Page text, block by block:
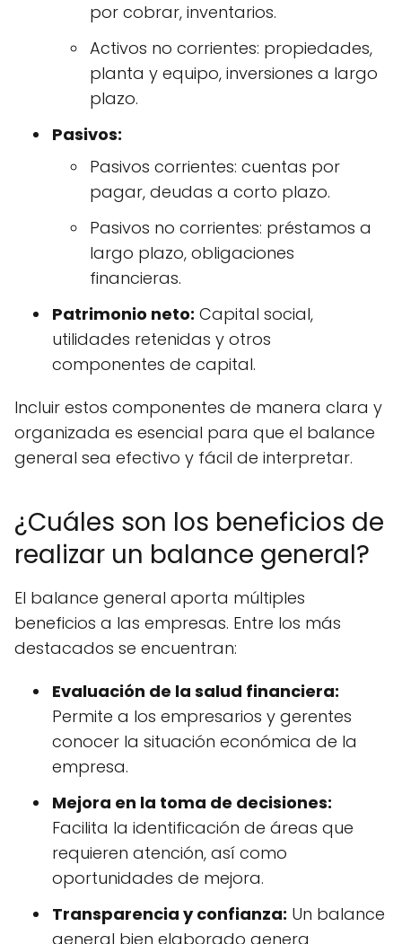
por cobrar, inventarios.
Activos no corrientes: propiedades,
planta y equipo, inversiones a largo
plazo.
Pasivos:
Pasivos corrientes: cuentas por
pagar, deudas a corto plazo.
Pasivos no corrientes: préstamos a
largo plazo, obligaciones
financieras.
Patrimonio neto: Capital social,
utilidades retenidas y otros
componentes de capital.
Incluir estos componentes de manera clara y
organizada es esencial para que el balance
general sea efectivo y fácil de interpretar.
¿Cuáles son los beneficios de
realizar un balance general?
El balance general aporta múltiples
beneficios a las empresas. Entre los más
destacados se encuentran:
Evaluación de la salud financiera:
Permite a los empresarios y gerentes
conocer la situación económica de la
empresa.
Mejora en la toma de decisiones:
Facilita la identificación de áreas que
requieren atención, así como
oportunidades de mejora.
Transparencia y confianza: Un balance
general bien elaborado genera